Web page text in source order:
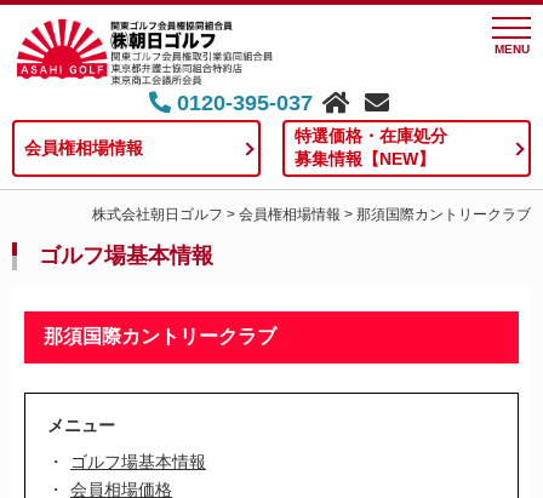
MENU
0120-395-037
会員権相場情報
特選価格・在庫処分
募集情報【NEW】
株式会社朝日ゴルフ > 会員権相場情報 > 那須国際カントリークラブ
ゴルフ場基本情報
那須国際カントリークラブ
メニュー
ゴルフ場基本情報
会員相場価格